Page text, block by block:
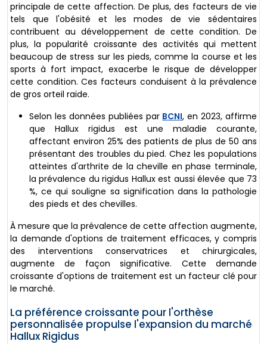
principale de cette affection. De plus, des facteurs de vie
tels que l'obésité et les modes de vie sédentaires
contribuent au développement de cette condition. De
plus, la popularité croissante des activités qui mettent
beaucoup de stress sur les pieds, comme la course et les
sports à fort impact, exacerbe le risque de développer
cette condition. Ces facteurs conduisent à la prévalence
de gros orteil raide.
Selon les données publiées par BCNI, en 2023, affirme
que Hallux rigidus est une maladie courante,
affectant environ 25% des patients de plus de 50 ans
présentant des troubles du pied. Chez les populations
atteintes d'arthrite de la cheville en phase terminale,
la prévalence du rigidus Hallux est aussi élevée que 73
%, ce qui souligne sa signification dans la pathologie
des pieds et des chevilles.
À mesure que la prévalence de cette affection augmente,
la demande d'options de traitement efficaces, y compris
des interventions conservatrices et chirurgicales,
augmente de façon significative. Cette demande
croissante d'options de traitement est un facteur clé pour
le marché.
La préférence croissante pour l'orthèse
personnalisée propulse l'expansion du marché
Hallux Rigidus